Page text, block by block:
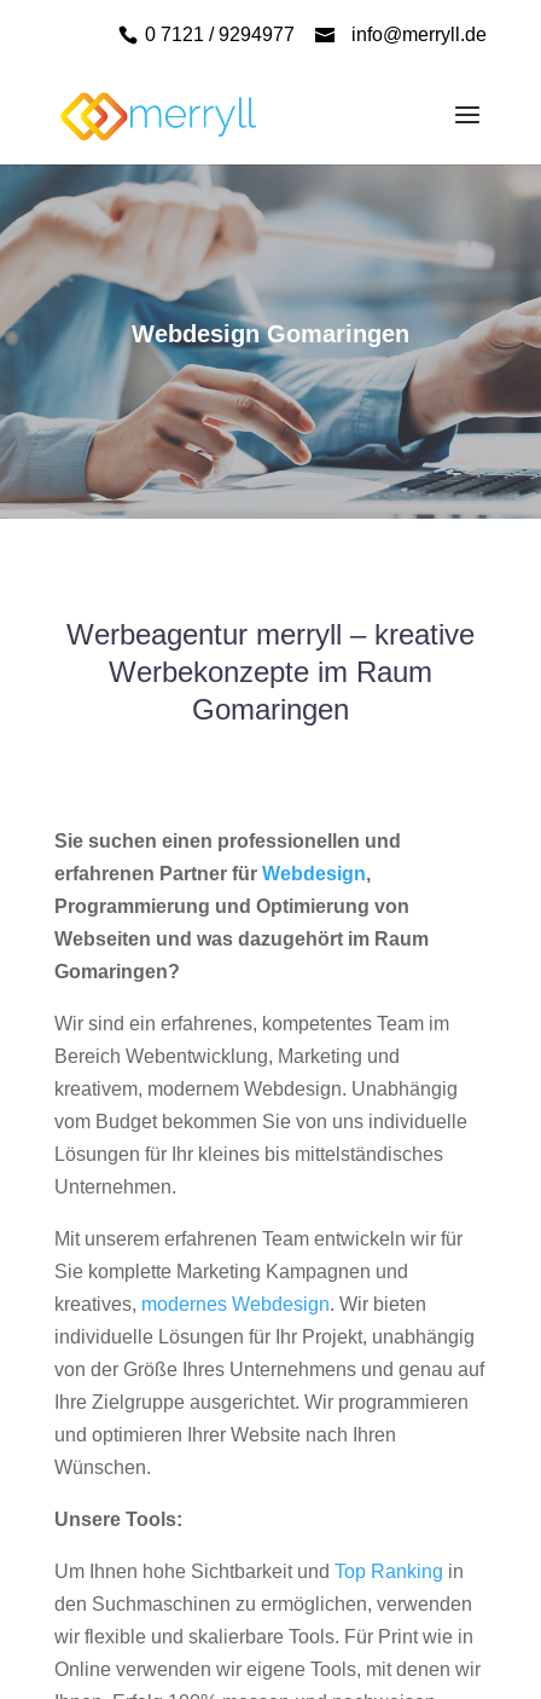
0 7121 / 9294977 info@merryll.de
Webdesign Gomaringen
Werbeagentur merryll – kreative
Werbekonzepte im Raum
Gomaringen
Sie suchen einen professionellen und
erfahrenen Partner für Webdesign,
Programmierung und Optimierung von
Webseiten und was dazugehört im Raum
Gomaringen?
Wir sind ein erfahrenes, kompetentes Team im
Bereich Webentwicklung, Marketing und
kreativem, modernem Webdesign. Unabhängig
vom Budget bekommen Sie von uns individuelle
Lösungen für Ihr kleines bis mittelständisches
Unternehmen.
Mit unserem erfahrenen Team entwickeln wir für
Sie komplette Marketing Kampagnen und
kreatives, modernes Webdesign. Wir bieten
individuelle Lösungen für Ihr Projekt, unabhängig
von der Größe Ihres Unternehmens und genau auf
Ihre Zielgruppe ausgerichtet. Wir programmieren
und optimieren Ihrer Website nach Ihren
Wünschen.
Unsere Tools:
Um Ihnen hohe Sichtbarkeit und Top Ranking in
den Suchmaschinen zu ermöglichen, verwenden
wir flexible und skalierbare Tools. Für Print wie in
Online verwenden wir eigene Tools, mit denen wir